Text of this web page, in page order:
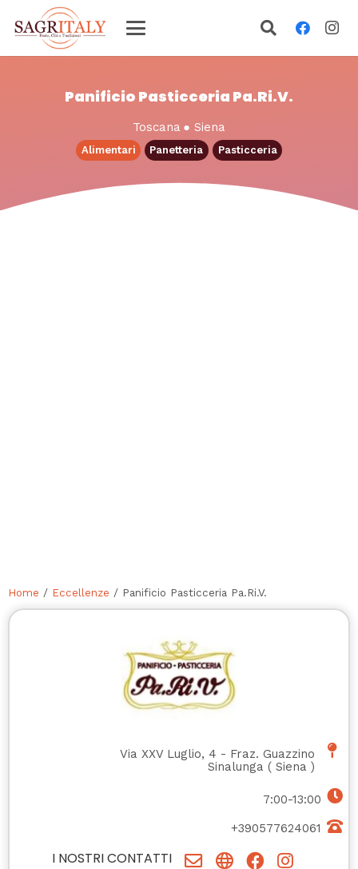
Panificio Pasticceria Pa.Ri.V.
Toscana ● Siena
Alimentari Panetteria Pasticceria
Home / Eccellenze / Panificio Pasticceria Pa.Ri.V.
Via XXV Luglio, 4 - Fraz. Guazzino
Sinalunga ( Siena )
7:00-13:00
+390577624061
I NOSTRI CONTATTI